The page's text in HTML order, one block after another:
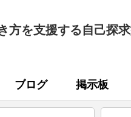
方を支援する自己探
ブログ 掲示板